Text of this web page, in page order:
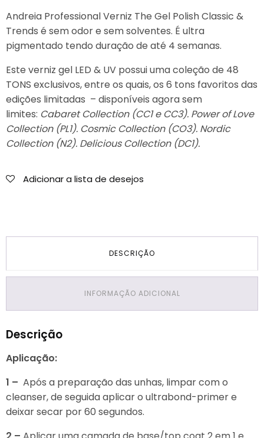
Polish
Classic
&
G20
Andreia Professional Verniz The Gel Polish Classic &
Trends é sem odor e sem solventes. É ultra
pigmentado tendo duração de até 4 semanas.
Este verniz gel LED & UV possui uma coleção de 48
TONS exclusivos, entre os quais, os 6 tons favoritos das
edições limitadas – disponíveis agora sem
limites: Cabaret Collection (CC1 e CC3). Power of Love
Collection (PL1). Cosmic Collection (CO3). Nordic
Collection (N2). Delicious Collection (DC1).
Adicionar a lista de desejos
DESCRIÇÃO
INFORMAÇÃO ADICIONAL
Descrição
Aplicação:
1 – Após a preparação das unhas, limpar com o
cleanser, de seguida aplicar o ultrabond-primer e
deixar secar por 60 segundos.